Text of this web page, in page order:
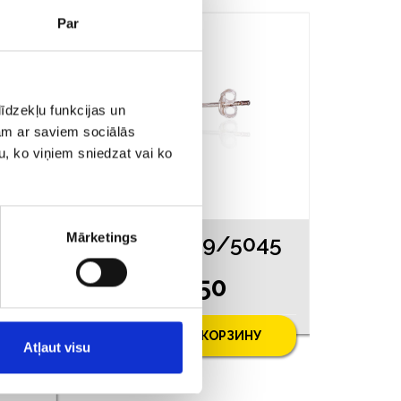
Par
funkcijas un
ar saviem sociālās
ko viņiem sniedzat vai ko
Mārketings
Atļaut visu
Серьги 149/5045
€ 5.50
ДОБАВИТЬ В КОРЗИНУ